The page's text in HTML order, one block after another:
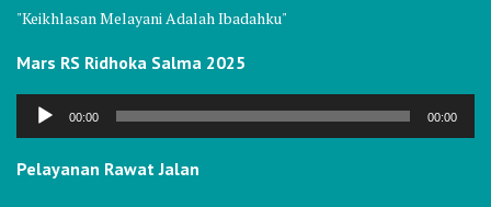
"Keikhlasan Melayani Adalah Ibadahku"
Mars RS Ridhoka Salma 2025
Audio
00:00 00:00
Pelayanan Rawat Jalan